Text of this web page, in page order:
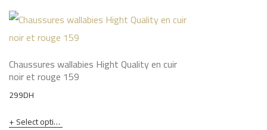
Chaussures wallabies Hight Quality en cuir
noir et rouge 159
299DH
Select options